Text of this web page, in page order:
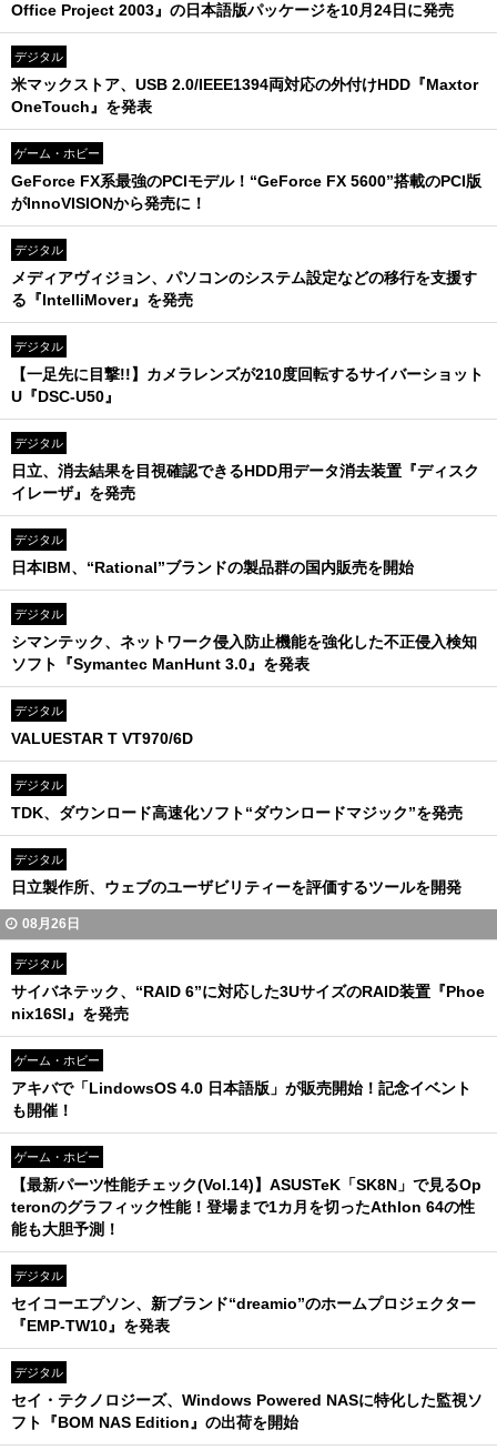
Office Project 2003』の日本語版パッケージを10月24日に発売
デジタル
米マックストア、USB 2.0/IEEE1394両対応の外付けHDD『Maxtor
OneTouch』を発表
ゲーム・ホビー
GeForce FX系最強のPCIモデル！“GeForce FX 5600”搭載のPCI版
がInnoVISIONから発売に！
デジタル
メディアヴィジョン、パソコンのシステム設定などの移行を支援す
る『IntelliMover』を発売
デジタル
【一足先に目撃!!】カメラレンズが210度回転するサイバーショット
U『DSC-U50』
デジタル
日立、消去結果を目視確認できるHDD用データ消去装置『ディスク
イレーザ』を発売
デジタル
日本IBM、“Rational”ブランドの製品群の国内販売を開始
デジタル
シマンテック、ネットワーク侵入防止機能を強化した不正侵入検知
ソフト『Symantec ManHunt 3.0』を発表
デジタル
VALUESTAR T VT970/6D
デジタル
TDK、ダウンロード高速化ソフト“ダウンロードマジック”を発売
デジタル
日立製作所、ウェブのユーザビリティーを評価するツールを開発
08月26日
デジタル
サイバネテック、“RAID 6”に対応した3UサイズのRAID装置『Phoe
nix16SI』を発売
ゲーム・ホビー
アキバで「LindowsOS 4.0 日本語版」が販売開始！記念イベント
も開催！
ゲーム・ホビー
【最新パーツ性能チェック(Vol.14)】ASUSTeK「SK8N」で見るOp
teronのグラフィック性能！登場まで1カ月を切ったAthlon 64の性
能も大胆予測！
デジタル
セイコーエプソン、新ブランド“dreamio”のホームプロジェクター
『EMP-TW10』を発表
デジタル
セイ・テクノロジーズ、Windows Powered NASに特化した監視ソ
フト『BOM NAS Edition』の出荷を開始